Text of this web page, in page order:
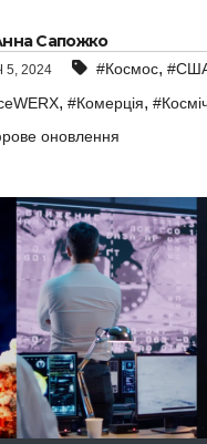
Сапожко
5, 2024 #Космос,
, #Комерція,
оновлення